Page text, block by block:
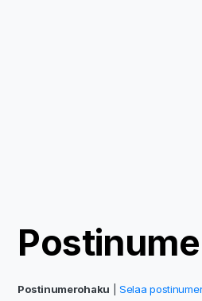
Postinumerohaku |Selaa